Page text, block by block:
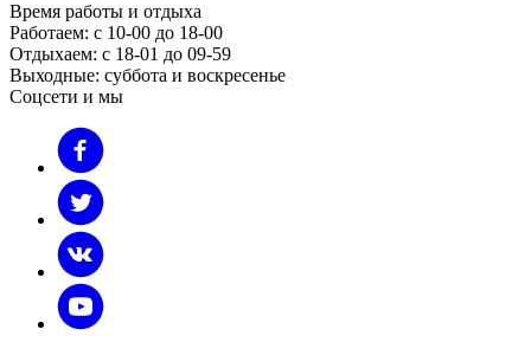
Время работы и отдыха
Работаем: с 10-00 до 18-00
Отдыхаем: с 18-01 до 09-59
Выходные: суббота и воскресенье
Соцсети и мы